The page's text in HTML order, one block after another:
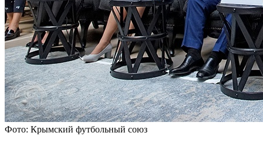
Фото: Крымский футбольный союз